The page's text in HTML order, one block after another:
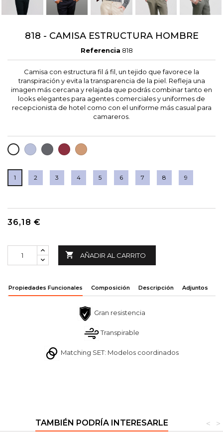
818 - CAMISA ESTRUCTURA HOMBRE
Referencia 818
Camisa con estructura fil á fil, un tejido que favorece la
transpiración y evita la transparencia de la piel. Refleja una
imagen más cercana y relajada que podrás combinar tanto en
looks elegantes para agentes comerciales y uniformes de
recepcionista de hotel como con el uniforme más casual para
camareros.
BLANCOLAVANDA
GRIS
OSCURO
GRANATECARAMELO
1 2 3 4 5 6 7 8 9
36,18 €
 AÑADIR AL CARRITO
Propiedades Funcionales Composición Descripción Adjuntos
Gran resistencia
Transpirable
Matching SET: Modelos coordinados
TAMBIÉN PODRÍA INTERESARLE >
<